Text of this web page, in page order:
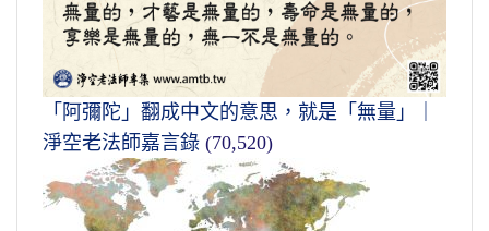
「阿彌陀」翻成中文的意思，就是「無量」｜
淨空老法師嘉言錄 (70,520)